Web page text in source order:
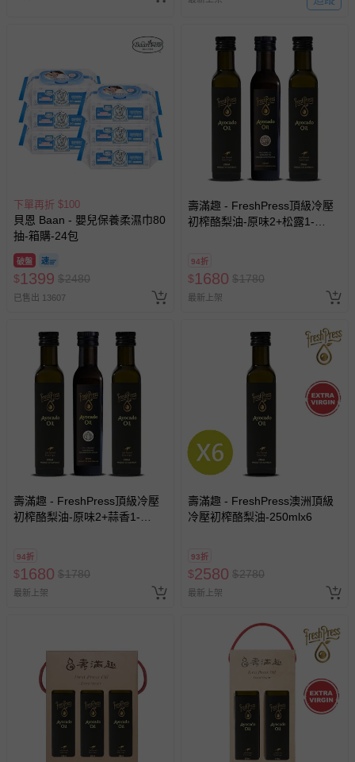
下單再折 $100
貝恩 Baan - 嬰兒保養柔濕巾80
抽-箱購-24包
破盤
$1399 $2480
已售出 13607
壽滿趣 - FreshPress頂級冷壓
初榨酪梨油-原味2+松露1-
94折
$1680 $1780
最新上架
壽滿趣 - FreshPress頂級冷壓
初榨酪梨油-原味2+蒜香1-
94折
$1680 $1780
最新上架
壽滿趣 - FreshPress澳洲頂級
冷壓初榨酪梨油-250mlx6
93折
$2580 $2780
最新上架